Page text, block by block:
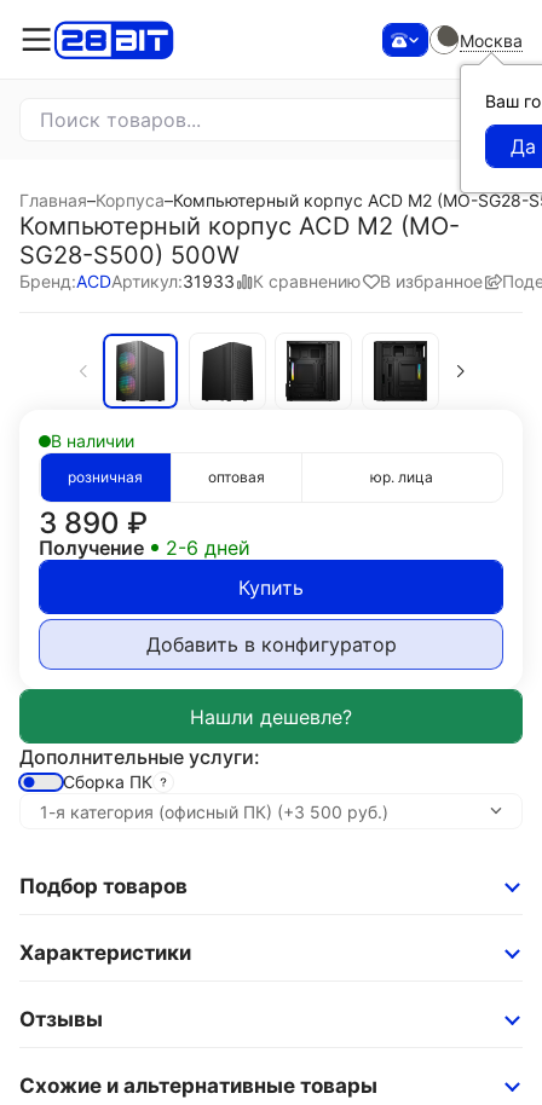
Москва
Ваш
Главная–Корпуса–Компьютерный корпус ACD M2 (MO-SG28-
Компьютерный корпус ACD M2 (MO-
SG28-S500) 500W
Бренд:ACDАртикул:31933 К сравнению В избранное
В наличии
розничная оптовая юр. лица
3 890 ₽
Получение
2-6 дней
Купить
Добавить в конфигуратор
Дополнительные услуги:
Сборка ПК
Подбор товаров
Характеристики
Отзывы
Схожие и альтернативные товары